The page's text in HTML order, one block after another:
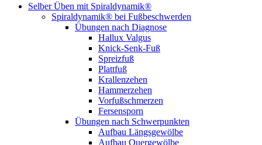
Selber Üben mit Spiraldynamik®
Spiraldynamik® bei Fußbeschwerden
Übungen nach Diagnose
Hallux Valgus
Knick-Senk-Fuß
Spreizfuß
Plattfuß
Krallenzehen
Hammerzehen
Vorfußschmerzen
Fersensporn
Übungen nach Schwerpunkten
Aufbau Längsgewölbe
Aufbau Quergewölbe